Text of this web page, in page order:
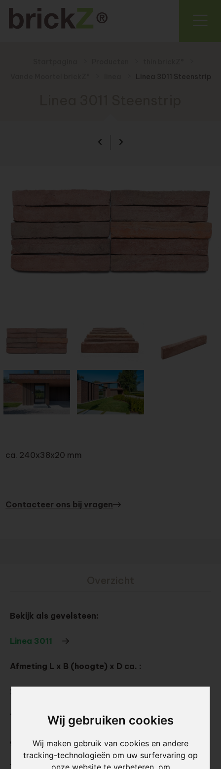
Wij gebruiken cookies
Wij maken gebruik van cookies en andere
tracking-technologieën om uw surfervaring op
onze website te verbeteren, om
Linea 3011 Steenstrip
ca. 240x38x20 mm
Contacteer ons bij vragen
Bekijk als gevelsteen:
Linea 3011
Afmeting L x B (hoogte) x D ca. :
240x38x20 mm
Type:
gezaagde handvormstrips
Textuur: